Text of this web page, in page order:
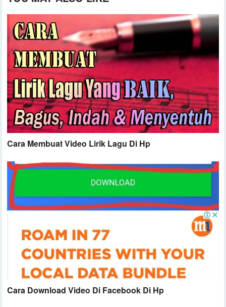
Cara Membuat Video Lirik Lagu Di Hp
Cara Download Video Di Facebook Di Hp